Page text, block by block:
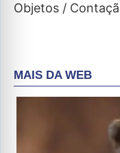
Objetos /